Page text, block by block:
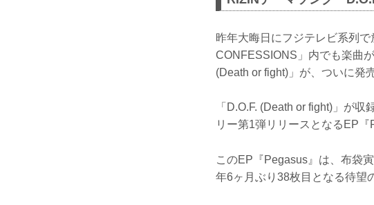
昨年大晦日にフジテレビ系列
CONFESSIONS」内でも楽曲
(Death or fight)」が、ついに発
「D.O.F. (Death or fight)」が
リー第1弾リリースとなるEP『
このEP『Pegasus』は、布袋
年6ヶ月ぶり38枚目となる待望